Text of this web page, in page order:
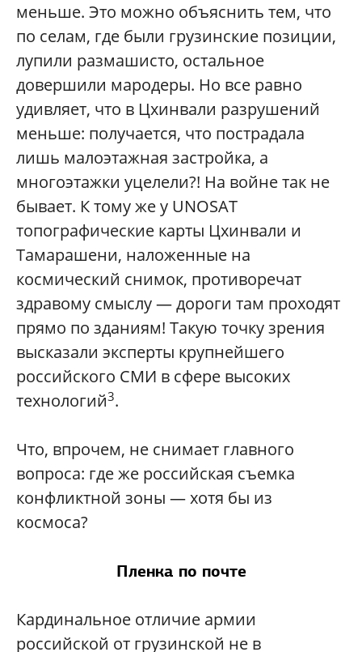
меньше. Это можно объяснить тем, что
по селам, где были грузинские позиции,
лупили размашисто, остальное
довершили мародеры. Но все равно
удивляет, что в Цхинвали разрушений
меньше: получается, что пострадала
лишь малоэтажная застройка, а
многоэтажки уцелели?! На войне так не
бывает. К тому же у UNOSAT
топографические карты Цхинвали и
Тамарашени, наложенные на
космический снимок, противоречат
здравому смыслу — дороги там проходят
прямо по зданиям! Такую точку зрения
высказали эксперты крупнейшего
российского СМИ в сфере высоких
технологий3.
Что, впрочем, не снимает главного
вопроса: где же российская съемка
конфликтной зоны — хотя бы из
космоса?
Пленка по почте
Кардинальное отличие армии
российской от грузинской не в